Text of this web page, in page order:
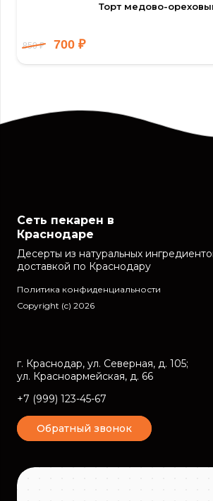
Торт медово-
850₽ 700₽
Сеть пекарен в
Краснодаре
Десерты из натуральных
доставкой по Краснодару
Политика конфиденциальности
Copyright (c) 2026
г. Краснодар, ул. Северная, д. 105;
ул. Красноармейская, д. 66
+7 (999) 123-45-67
Обратный звонок
Краснодар
Северная улица, 105 — Яндекс Карты